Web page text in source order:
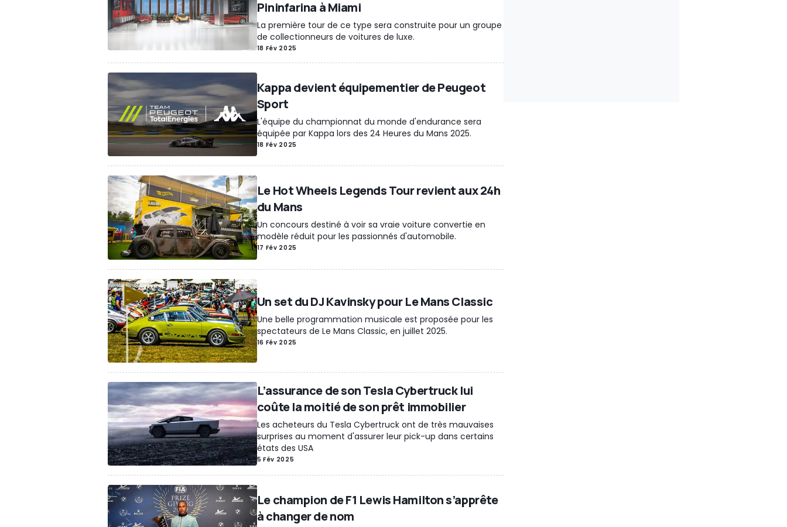
Pininfarina à Miami
La première tour de ce type sera construite pour un groupe
de collectionneurs de voitures de luxe.
18 Fév 2025
Kappa devient équipementier de Peugeot
Sport
L'équipe du championnat du monde d'endurance sera
équipée par Kappa lors des 24 Heures du Mans 2025.
18 Fév 2025
Le Hot Wheels Legends Tour revient aux 24h
du Mans
Un concours destiné à voir sa vraie voiture convertie en
modèle réduit pour les passionnés d'automobile.
17 Fév 2025
Un set du DJ Kavinsky pour Le Mans Classic
Une belle programmation musicale est proposée pour les
spectateurs de Le Mans Classic, en juillet 2025.
16 Fév 2025
L’assurance de son Tesla Cybertruck lui
coûte la moitié de son prêt immobilier
Les acheteurs du Tesla Cybertruck ont de très mauvaises
surprises au moment d'assurer leur pick-up dans certains
états des USA
5 Fév 2025
Le champion de F1 Lewis Hamilton s’apprête
à changer de nom